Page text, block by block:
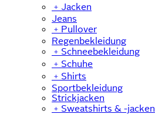
﹢ Jacken
Jeans
﹢ Pullover
Regenbekleidung
﹢ Schneebekleidung
﹢ Schuhe
﹢ Shirts
Sportbekleidung
Strickjacken
﹢ Sweatshirts & -jacken